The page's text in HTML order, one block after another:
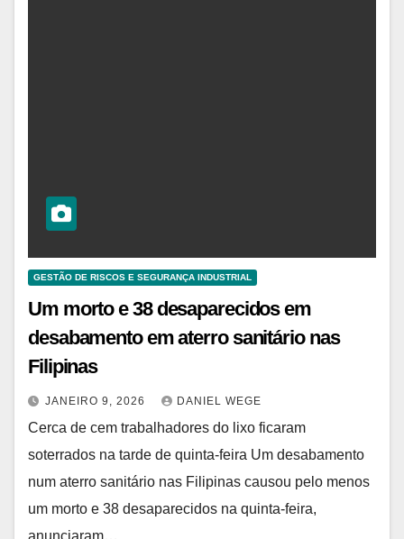
GESTÃO DE RISCOS E SEGURANÇA INDUSTRIAL
Um morto e 38 desaparecidos em
desabamento em aterro sanitário nas
Filipinas
JANEIRO 9, 2026 DANIEL WEGE
Cerca de cem trabalhadores do lixo ficaram
soterrados na tarde de quinta-feira Um desabamento
num aterro sanitário nas Filipinas causou pelo menos
um morto e 38 desaparecidos na quinta-feira,